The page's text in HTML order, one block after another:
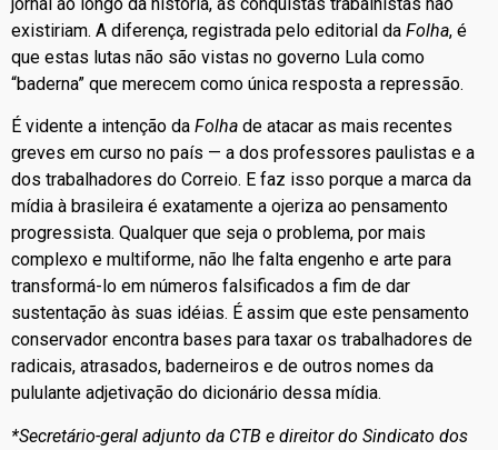
existiriam. A diferença, registrada pelo editorial da Folha, é
que estas lutas não são vistas no governo Lula como
“baderna” que merecem como única resposta a repressão.
É vidente a intenção da Folha de atacar as mais recentes
greves em curso no país — a dos professores paulistas e a
dos trabalhadores do Correio. E faz isso porque a marca da
mídia à brasileira é exatamente a ojeriza ao pensamento
progressista. Qualquer que seja o problema, por mais
complexo e multiforme, não lhe falta engenho e arte para
transformá-lo em números falsificados a fim de dar
sustentação às suas idéias. É assim que este pensamento
conservador encontra bases para taxar os trabalhadores de
radicais, atrasados, baderneiros e de outros nomes da
pululante adjetivação do dicionário dessa mídia.
*Secretário-geral adjunto da CTB e direitor do Sindicato dos